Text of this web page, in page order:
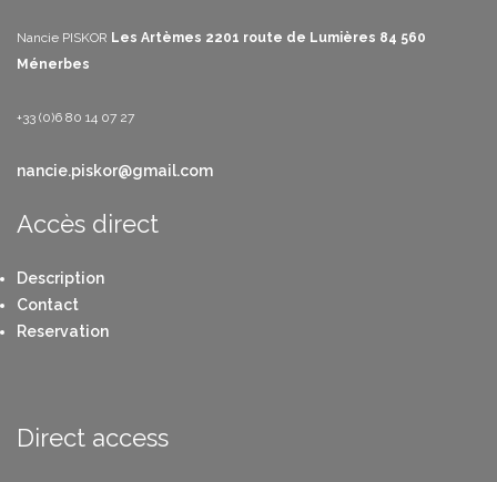
Nancie PISKOR Les Artèmes 2201 route de Lumières 84 560
Ménerbes
+33 (0)6 80 14 07 27
nancie.piskor@gmail.com
Accès direct
Description
Contact
Reservation
Direct access